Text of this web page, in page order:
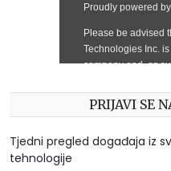
PRIJAVI SE
Tjedni pregled događaja iz
tehnologije